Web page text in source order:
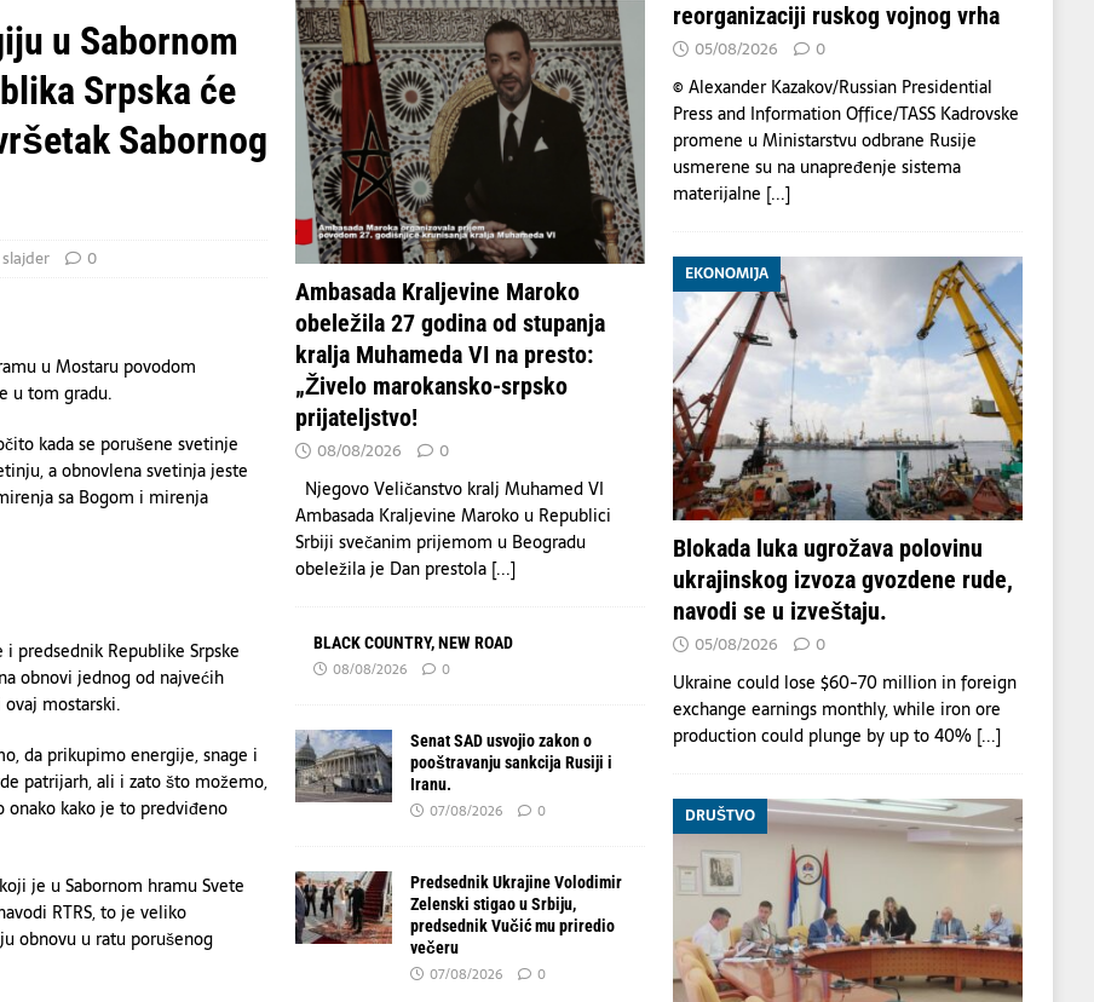
Arabiju povređeno 11 civila — koalicija
VESTI
obeležila 27 godina od stupanja kralja Muhameda VI na presto: „Živelo
u Sabornom
Srpska će
Sabornog
0
u Mostaru povodom
u tom gradu.
kada se porušene svetinje
a obnovlena svetinja jeste
sa Bogom i mirenja
predsednik Republike Srpske
obnovi jednog od najvećih
mostarski.
da prikupimo energije, snage i
patrijarh, ali i zato što možemo,
onako kako je to predviđeno
je u Sabornom hramu Svete
RTRS, to je veliko
obnovu u ratu porušenog
Ambasada Kraljevine Maroko
obeležila 27 godina od stupanja
kralja Muhameda VI na presto:
„Živelo marokansko-srpsko
prijateljstvo!
08/08/2026 0
Njegovo Veličanstvo kralj Muhamed VI
Ambasada Kraljevine Maroko u Republici
Srbiji svečanim prijemom u Beogradu
obeležila je Dan prestola [...]
BLACK COUNTRY, NEW ROAD
08/08/2026 0
Senat SAD usvojio zakon o
pooštravanju sankcija Rusiji i
Iranu.
07/08/2026 0
Predsednik Ukrajine Volodimir
Zelenski stigao u Srbiju,
predsednik Vučić mu priredio
večeru
07/08/2026 0
reorganizaciji ruskog vojnog vrha
05/08/2026 0
© Alexander Kazakov/Russian Presidential
Press and Information Office/TASS Kadrovske
promene u Ministarstvu odbrane Rusije
usmerene su na unapređenje sistema
materijalne [...]
EKONOMIJA
Blokada luka ugrožava polovinu
ukrajinskog izvoza gvozdene rude,
navodi se u izveštaju.
05/08/2026 0
Ukraine could lose $60-70 million in foreign
exchange earnings monthly, while iron ore
production could plunge by up to 40% [...]
DRUŠTVO